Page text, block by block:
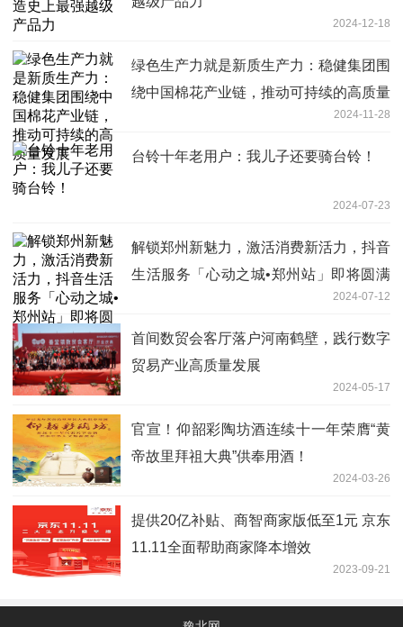
2024-12-18
绿色生产力就是新质生产力：稳健集团围
绕中国棉花产业链，推动可持续的高质量
2024-11-28
台铃十年老用户：我儿子还要骑台铃！
2024-07-23
解锁郑州新魅力，激活消费新活力，抖音
生活服务「心动之城•郑州站」即将圆满
2024-07-12
首间数贸会客厅落户河南鹤壁，践行数字
贸易产业高质量发展
2024-05-17
官宣！仰韶彩陶坊酒连续十一年荣膺“黄
帝故里拜祖大典”供奉用酒！
2024-03-26
提供20亿补贴、商智商家版低至1元 京东
11.11全面帮助商家降本增效
2023-09-21